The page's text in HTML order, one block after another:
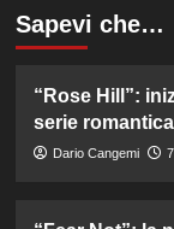
Sapevi che…
“Rose Hill”:
serie
Dario Cangemi